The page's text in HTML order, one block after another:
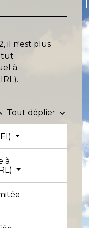
il n'est plus
à
Tout déplier keyboard_arrow_down
à